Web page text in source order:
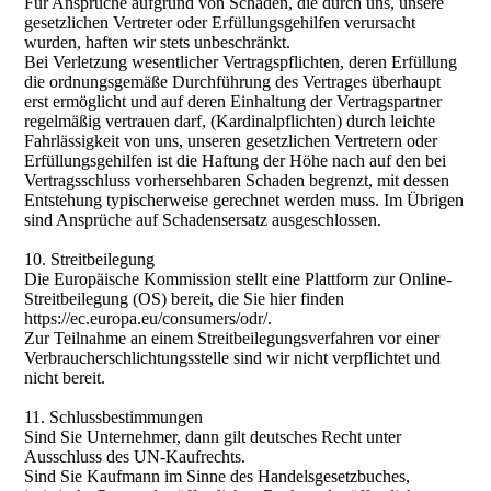
gesetzlichen Vertreter oder Erfüllungsgehilfen verursacht
wurden, haften wir stets unbeschränkt.
Bei Verletzung wesentlicher Vertragspflichten, deren Erfüllung
die ordnungsgemäße Durchführung des Vertrages überhaupt
erst ermöglicht und auf deren Einhaltung der Vertragspartner
regelmäßig vertrauen darf, (Kardinalpflichten) durch leichte
Fahrlässigkeit von uns, unseren gesetzlichen Vertretern oder
Erfüllungsgehilfen ist die Haftung der Höhe nach auf den bei
Vertragsschluss vorhersehbaren Schaden begrenzt, mit dessen
Entstehung typischerweise gerechnet werden muss. Im Übrigen
sind Ansprüche auf Schadensersatz ausgeschlossen.
10. Streitbeilegung
Die Europäische Kommission stellt eine Plattform zur Online-
Streitbeilegung (OS) bereit, die Sie hier finden
https://ec.europa.eu/consumers/odr/.
Zur Teilnahme an einem Streitbeilegungsverfahren vor einer
Verbraucherschlichtungsstelle sind wir nicht verpflichtet und
nicht bereit.
11. Schlussbestimmungen
Sind Sie Unternehmer, dann gilt deutsches Recht unter
Ausschluss des UN-Kaufrechts.
Sind Sie Kaufmann im Sinne des Handelsgesetzbuches,